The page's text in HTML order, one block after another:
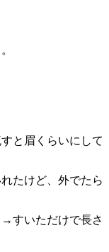
と眉くらいにして
たけど、外でたら
すいただけで長さ